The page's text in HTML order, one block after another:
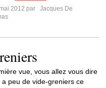
2012 par
Jacques De
vue, vous allez vous dire
a peu de vide-greniers ce